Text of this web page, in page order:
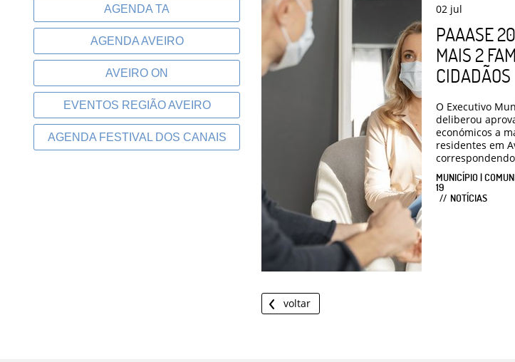
AGENDA TA
AGENDA AVEIRO
AVEIRO ON
EVENTOS REGIÃO AVEIRO
AGENDA FESTIVAL DOS CANAIS
02 jul
PAAASE
MAIS 2
CIDADÃOS
O Executivo
deliberou
económicos a
residentes em
MUNICÍPIO |
19
NOTÍCIAS
voltar